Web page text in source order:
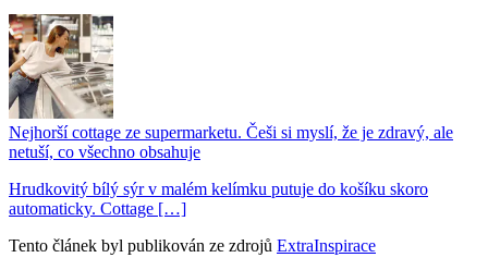
Nejhorší cottage ze supermarketu. Češi si myslí, že je zdravý, ale
netuší, co všechno obsahuje
Hrudkovitý bílý sýr v malém kelímku putuje do košíku skoro
automaticky. Cottage […]
Tento článek byl publikován ze zdrojů ExtraInspirace